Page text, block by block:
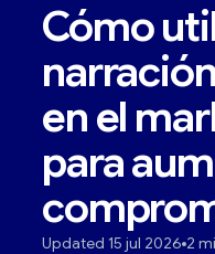
Cómo
en el
para
Updated 15 jul 2026 2